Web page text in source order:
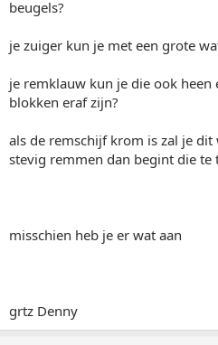
beugels?
je zuiger kun je met een grote
je remklauw kun je die ook heen
blokken eraf zijn?
als de remschijf krom is zal je
stevig remmen dan begint die te
misschien heb je er wat aan
grtz Denny